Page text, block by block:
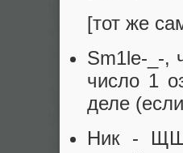
[тот же
Sm1le-_-,
число 1
деле
Ник -